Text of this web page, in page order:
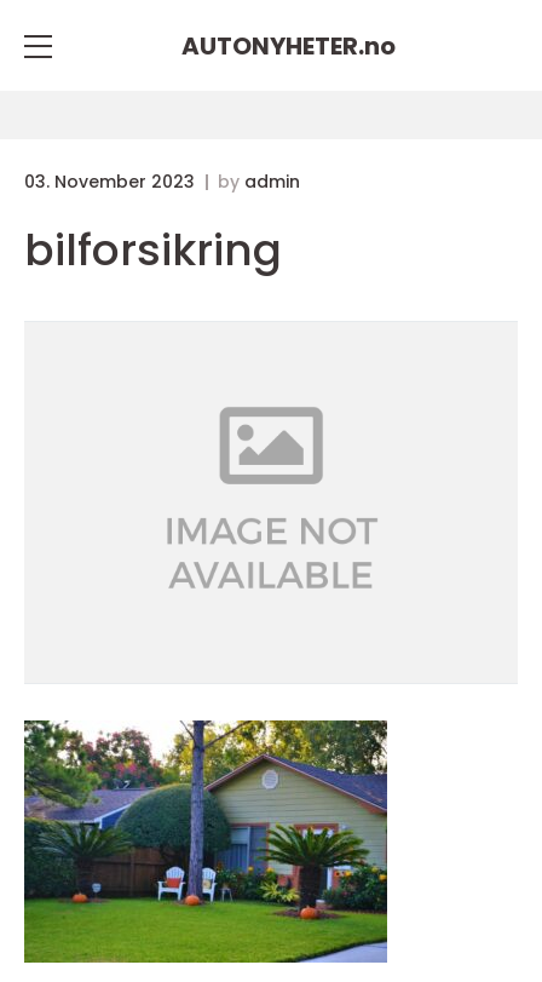
AUTONYHETER.no
03. November 2023 by admin
bilforsikring